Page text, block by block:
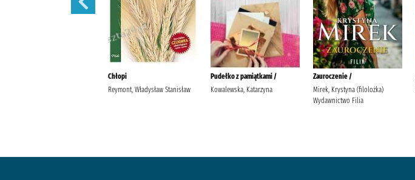
Chłopi
Reymont, Władysław Stanisław
Pudełko z pamiątkami /
Kowalewska, Katarzyna
Zauroczenie /
Mirek, Krystyna (filolożka)
Wydawnictwo Filia